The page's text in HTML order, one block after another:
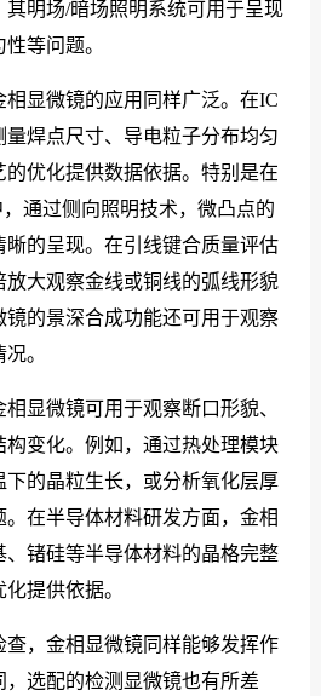
明场/暗场照明系统可用于呈现
等问题。
显微镜的应用同样广泛。在IC
焊点尺寸、导电粒子分布均匀
优化提供数据依据。特别是在
通过侧向照明技术，微凸点的
的呈现。在引线键合质量评估
放大观察金线或铜线的弧线形貌
的景深合成功能还可用于观察
。
显微镜可用于观察断口形貌、
构变化。例如，通过热处理模块
的晶粒生长，或分析氧化层厚
在半导体材料研发方面，金相
、锗硅等半导体材料的晶格完整
提供依据。
查，金相显微镜同样能够发挥作
选配的检测显微镜也有所差